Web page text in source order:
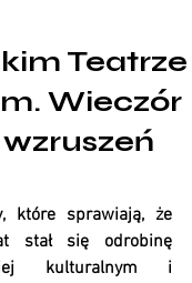
Teatrze
Wieczór
które sprawiają, że
stał się odrobinę
kulturalnym i